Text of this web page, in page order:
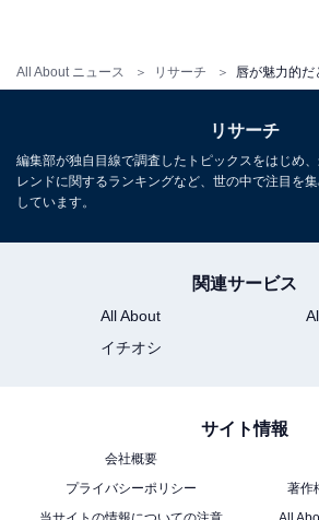
All About ニュース リサーチ
リサーチ
編集部が独自目線で調査したトピックスをはじめ
レンドに関するランキングなど、世の中で注目を
しています。
関連サービス
All About
イチオシ
サイト情報
会社概要
プライバシーポリシー
著作